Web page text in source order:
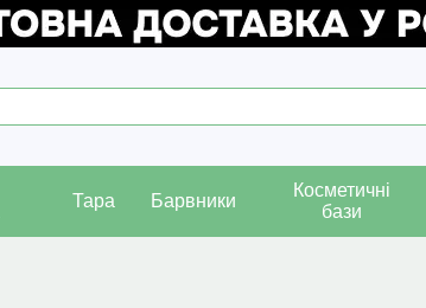
Тара Барвники
Косметичні
бази